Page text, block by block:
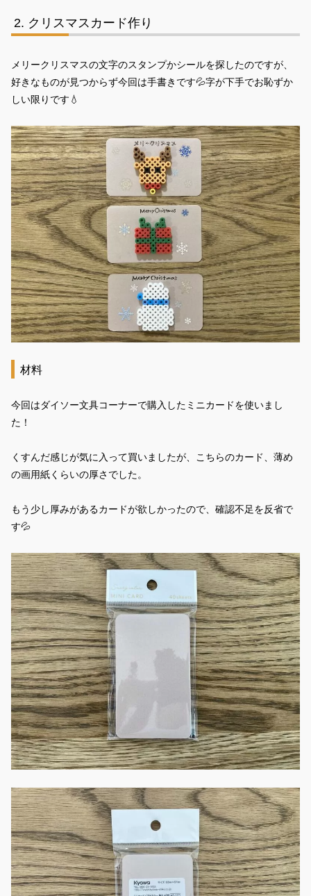
クリスマスカード作り
メリークリスマスの文字のスタンプかシールを探したのですが、
好きなものが見つからず今回は手書きです💦字が下手でお恥ずか
しい限りです💧
材料
今回はダイソー文具コーナーで購入したミニカードを使いまし
た！
くすんだ感じが気に入って買いましたが、こちらのカード、薄め
の画用紙くらいの厚さでした。
もう少し厚みがあるカードが欲しかったので、確認不足を反省で
す💦